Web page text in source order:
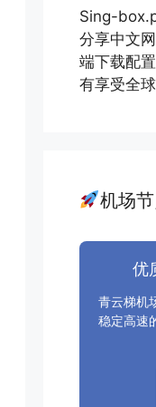
Sing-
分享中文
端下载配
有享受全
机场
优
青云梯机
稳定高速